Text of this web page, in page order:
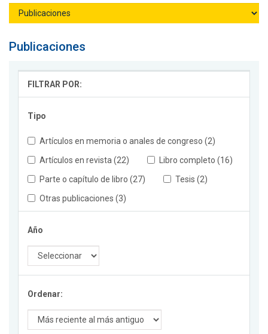
Publicaciones
FILTRAR POR:
Tipo
Artículos en memoria o anales de congreso (2)
Artículos en revista (22)
Libro completo (16)
Parte o capítulo de libro (27)
Tesis (2)
Otras publicaciones (3)
Año
Ordenar: